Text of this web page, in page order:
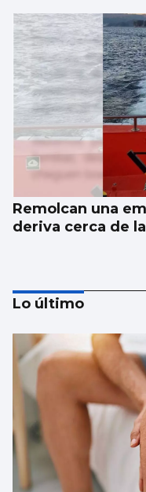
Remolcan una
deriva cerca de
Un hombre se
Redondela
Lo último